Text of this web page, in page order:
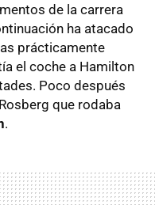
de la carrera
ha atacado
prácticamente
el coche a Hamilton
Poco después
que rodaba
.